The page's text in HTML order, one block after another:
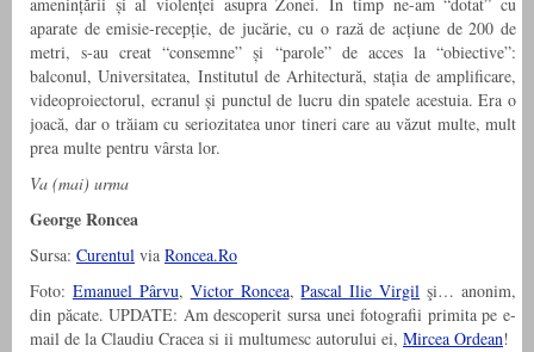
amenințării și al violenței asupra Zonei. În timp ne-am “dotat” cu
aparate de emisie-recepție, de jucărie, cu o rază de acțiune de 200 de
metri, s-au creat “consemne” și “parole” de acces la “obiective”:
balconul, Universitatea, Institutul de Arhitectură, stația de amplificare,
videoproiectorul, ecranul și punctul de lucru din spatele acestuia. Era o
joacă, dar o trăiam cu seriozitatea unor tineri care au văzut multe, mult
prea multe pentru vârsta lor.
Va (mai) urma
George Roncea
Sursa: Curentul via Roncea.Ro
Foto: Emanuel Pârvu, Victor Roncea,Pascal Ilie Virgil şi… anonim,
din păcate. UPDATE: Am descoperit sursa unei fotografii primita pe e-
mail de la Claudiu Cracea si ii multumesc autorului ei, Mircea Ordean!